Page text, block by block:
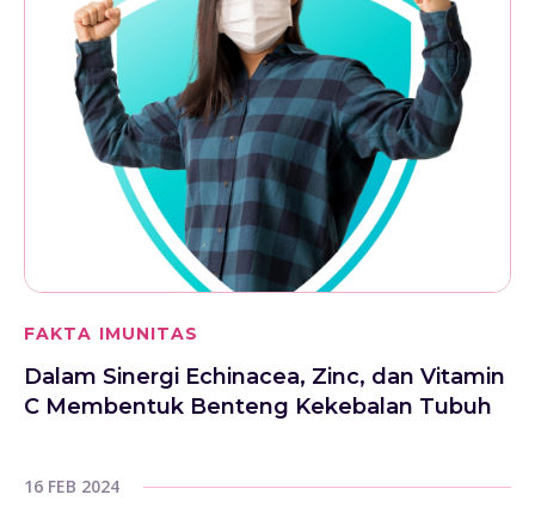
FAKTA IMUNITAS
Dalam Sinergi Echinacea, Zinc, dan Vitamin
C Membentuk Benteng Kekebalan Tubuh
16 FEB 2024